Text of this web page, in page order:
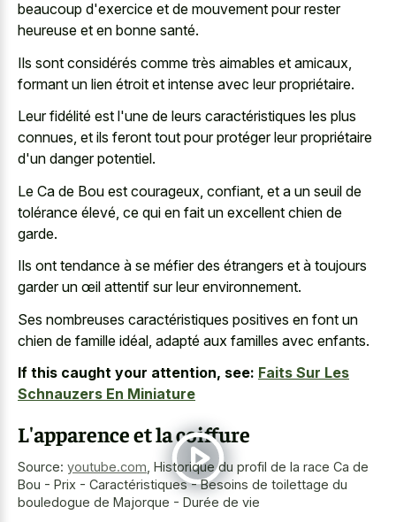
beaucoup d'exercice et de mouvement pour rester
heureuse et en bonne santé.
Ils sont considérés comme très aimables et amicaux,
formant un lien étroit et intense avec leur propriétaire.
Leur fidélité est l'une de leurs caractéristiques les plus
connues, et ils feront tout pour protéger leur propriétaire
d'un danger potentiel.
Le Ca de Bou est courageux, confiant, et a un seuil de
tolérance élevé, ce qui en fait un excellent chien de
garde.
Ils ont tendance à se méfier des étrangers et à toujours
garder un œil attentif sur leur environnement.
Ses nombreuses caractéristiques positives en font un
chien de famille idéal, adapté aux familles avec enfants.
If this caught your attention, see: Faits Sur Les
Schnauzers En Miniature
L'apparence et la coiffure
Source: youtube.com Historique du profil de la race Ca de
Bou - Prix - Caractéristiques - Besoins de toilettage du
bouledogue de Majorque - Durée de vie